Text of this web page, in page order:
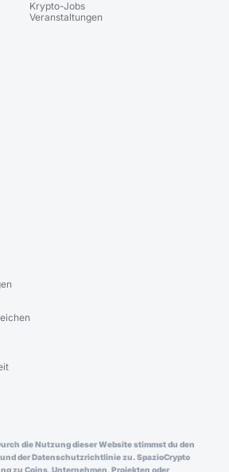
Krypto-Jobs
Veranstaltungen
die Nutzung dieser Website stimmst du den
der Datenschutzrichtlinie zu. SpazioCrypto
zu Coins, Unternehmen, Projekten oder